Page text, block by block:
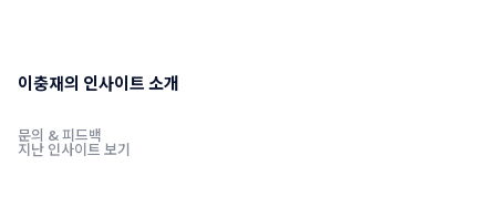
이충재의 인사이트 소개
문의 & 피드백
지난 인사이트 보기